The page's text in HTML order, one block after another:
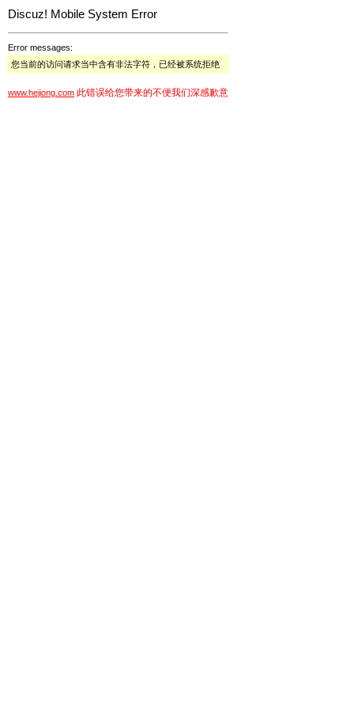
Discuz! Mobile System Error
Error messages:
您当前的访问请求当中含有非法字符，已经被系统拒绝
www.hejiong.com 此错误给您带来的不便我们深感歉意